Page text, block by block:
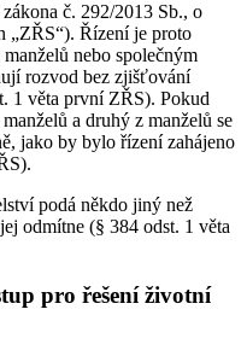
č. 292/2013 Sb., o
„ZŘS“). Řízení je proto
nebo společným
rozvod bez zjišťování
1 věta první ZŘS). Pokud
a druhý z manželů se
jako by bylo řízení zahájeno
podá někdo jiný než
odmítne (§ 384 odst. 1 věta
pro řešení životní